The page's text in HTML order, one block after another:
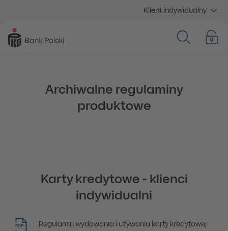
Klient indywidualny
Archiwalne regulaminy
produktowe
Karty kredytowe - klienci
indywidualni
PDF
Regulamin wydawania i używania karty kredytowej